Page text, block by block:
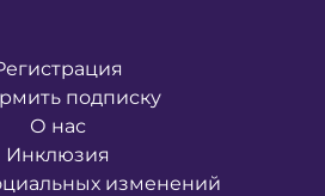
подписку
О нас
Инклюзия
изменений